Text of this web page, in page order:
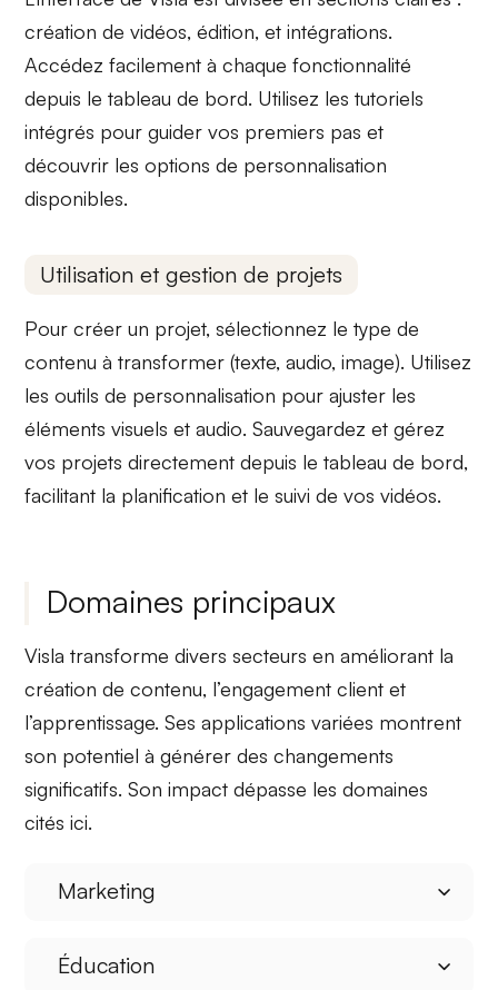
création de vidéos, édition, etintégrations.
Accédez facilement à chaque fonctionnalité
depuis le tableau de bord. Utilisez lestutoriels
intégrés pour guider vos premiers pas et
découvrir les options de personnalisation
disponibles.
Utilisation et gestion de projets
Pour créer un projet, sélectionnez le type de
contenu à transformer (texte, audio, image). Utilisez
les outils de personnalisation pour ajuster les
éléments visuels et audio. Sauvegardez et gérez
vos projets directement depuis letableau de bord,
facilitant la planification et le suivi de vos vidéos.
Domaines principaux
Visla transformedivers secteurs en améliorant la
création de contenu, l’engagement client et
l’apprentissage. Ses applications variées montrent
son potentiel à générer des changements
significatifs. Son impact dépasse les domaines
cités ici.
Marketing
Éducation